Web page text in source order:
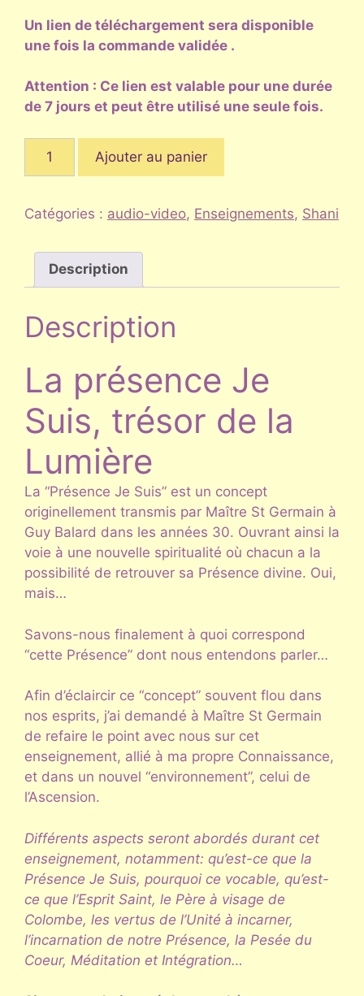
Un lien de téléchargement sera disponible
une fois la commande validée .
Attention : Ce lien est valable pour une durée
de 7 jours et peut être utilisé une seule fois.
présence
Suis,
trésor
de
Lumière
Ajouter au panier
Catégories : audio-video, Enseignements, Shani
Description
Description
La présence Je
Suis, trésor de la
Lumière
La “Présence Je Suis” est un concept
originellement transmis par Maître St Germain à
Guy Balard dans les années 30. Ouvrant ainsi la
voie à une nouvelle spiritualité où chacun a la
possibilité de retrouver sa Présence divine. Oui,
mais…
Savons-nous finalement à quoi correspond
“cette Présence” dont nous entendons parler…
Afin d’éclaircir ce “concept” souvent flou dans
nos esprits, j’ai demandé à Maître St Germain
de refaire le point avec nous sur cet
enseignement, allié à ma propre Connaissance,
et dans un nouvel “environnement”, celui de
l’Ascension.
Différents aspects seront abordés durant cet
enseignement, notamment: qu’est-ce que la
Présence Je Suis, pourquoi ce vocable, qu’est-
ce que l’Esprit Saint, le Père à visage de
Colombe, les vertus de l’Unité à incarner,
l’incarnation de notre Présence, la Pesée du
Coeur, Méditation et Intégration…